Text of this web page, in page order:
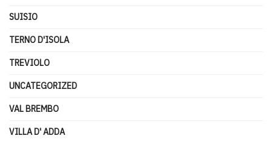
SUISIO
TERNO D'ISOLA
TREVIOLO
UNCATEGORIZED
VAL BREMBO
VILLA D' ADDA